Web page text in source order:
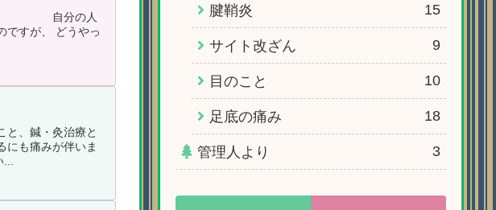
た。 自分の人
ですが、 どうやっ
と、鍼・灸治療と
にも痛みが伴いま
腱鞘炎 15
サイト改ざん 9
目のこと 10
足底の痛み 18
管理人より 3